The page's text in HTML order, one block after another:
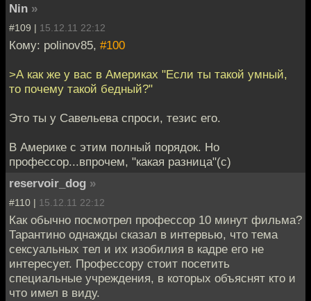
Nin »
#109 | 15.12.11 22:12
Кому: polinov85, #100
>А как же у вас в Америках "Если ты такой умный,
то почему такой бедный?"
Это ты у Савельева спроси, тезис его.
В Америке с этим полный порядок. Но
профессор...впрочем, "какая разница"(c)
reservoir_dog »
#110 | 15.12.11 22:12
Как обычно посмотрел профессор 10 минут фильма?
Тарантино однажды сказал в интервью, что тема
сексуальных тел и их изобилия в кадре его не
интересует. Профессору стоит посетить
специальные учреждения, в которых объяснят кто и
что имел в виду.